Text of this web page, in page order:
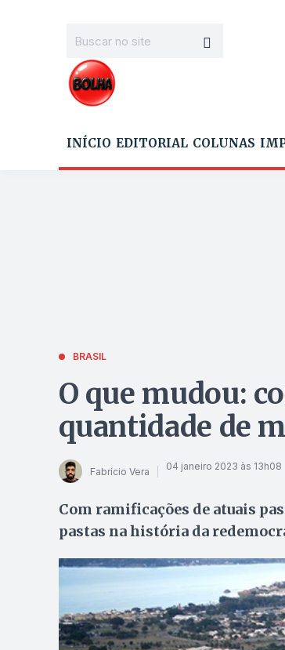
INÍCIO EDITORIAL COLUNAS
BRASIL
O que mudou:
quantidade de
Fabrício Vera 04 janeiro 2023 às 13h08
Com ramificações de atuais
pastas na história da